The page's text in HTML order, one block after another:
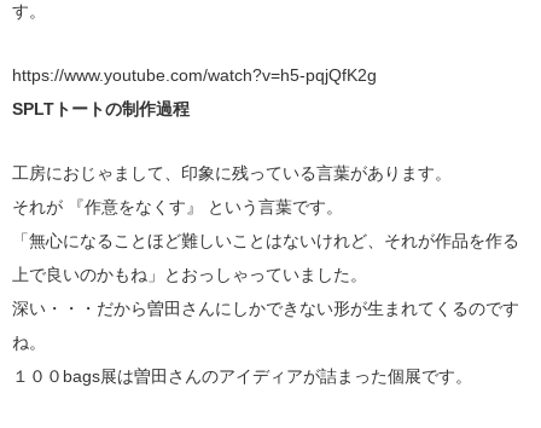
す。
https://www.youtube.com/watch?v=h5-pqjQfK2g
SPLTトートの制作過程
工房におじゃまして、印象に残っている言葉があります。
それが 『作意をなくす』 という言葉です。
「無心になることほど難しいことはないけれど、それが作品を作る
上で良いのかもね」とおっしゃっていました。
深い・・・だから曽田さんにしかできない形が生まれてくるのです
ね。
１００bags展は曽田さんのアイディアが詰まった個展です。